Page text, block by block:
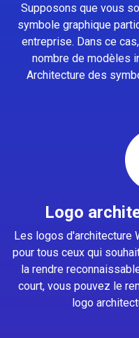
Supposons que vous
symbole graphique
entreprise. Dans ce
nombre de modèles
Architecture des
Logo
Les logos d'architecture
pour tous ceux qui
la rendre
court, vous pouvez le
logo